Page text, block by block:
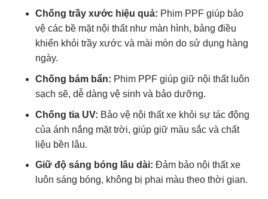
Chống trầy xước hiệu quả: Phim PPF giúp bảo
vệ các bề mặt nội thất như màn hình, bảng điều
khiển khỏi trầy xước và mài mòn do sử dụng hàng
ngày.
Chống bám bẩn: Phim PPF giúp giữ nội thất luôn
sạch sẽ, dễ dàng vệ sinh và bảo dưỡng.
Chống tia UV: Bảo vệ nội thất xe khỏi sự tác động
của ánh nắng mặt trời, giúp giữ màu sắc và chất
liệu bền lâu.
Giữ độ sáng bóng lâu dài: Đảm bảo nội thất xe
luôn sáng bóng, không bị phai màu theo thời gian.